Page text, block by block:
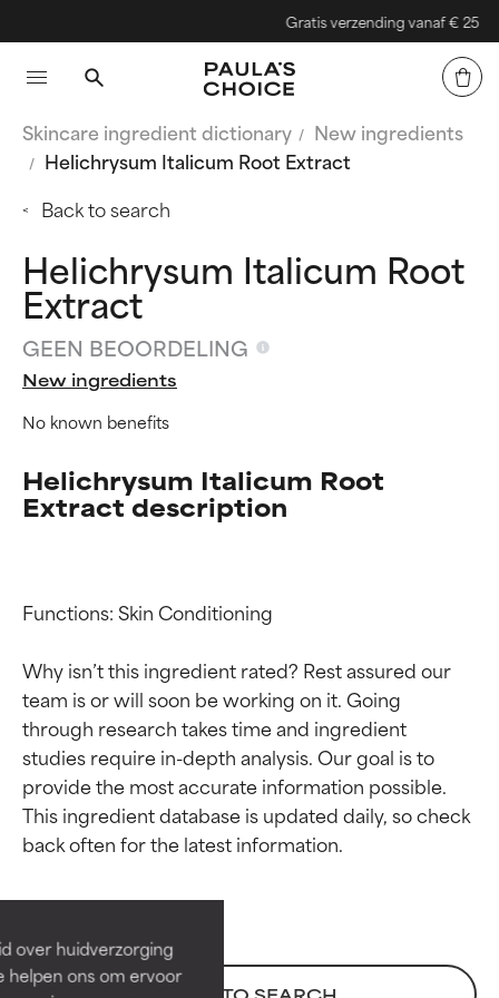
over huidverzorging
helpen ons om ervoor
Gratis verzending vanaf € 25
Skincare ingredient dictionary
New ingredients
Helichrysum Italicum Root Extract
Back to search
Helichrysum Italicum Root
Extract
GEEN BEOORDELING
New ingredients
No known benefits
Helichrysum Italicum Root
Extract description
Functions: Skin Conditioning
Why isn’t this ingredient rated? Rest assured our
team is or will soon be working on it. Going
through research takes time and ingredient
studies require in-depth analysis. Our goal is to
provide the most accurate information possible.
This ingredient database is updated daily, so check
Beoordelingen van
ingrediënten
Bewezen en ondersteund door
onafhankelijk onderzoek.
Beoordelingen van
ingrediënten
Bewezen en ondersteund door
onafhankelijk onderzoek.